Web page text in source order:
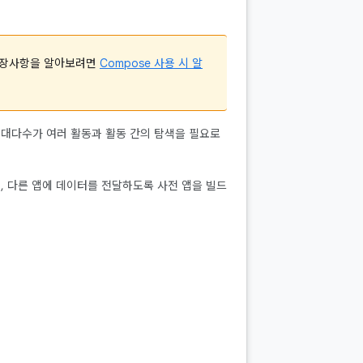
사항을 알아보려면 Compose 사용 시 알
다수가 여러 활동과 활동 간의 탐색을 필요로
른 앱에 데이터를 전달하도록 사전 앱을 빌드